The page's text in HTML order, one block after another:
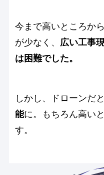
今まで高いところか
が少なく、 広い工事
は困難でした。
しかし、ドローンだと
能に。もちろん高い
す。